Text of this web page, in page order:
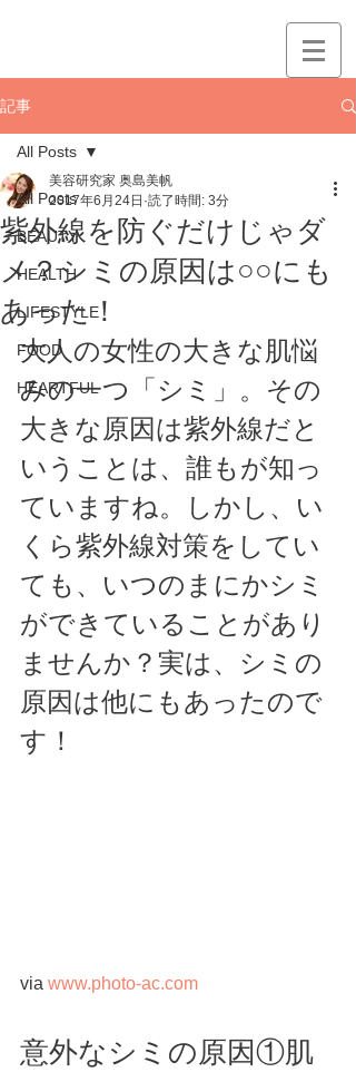
記事
All Posts
BEAUTY
HEALTH
LIFESTYLE
FOOD
HEARTFUL
All Posts
紫外線を防ぐだけじゃダ
メ？シミの原因は○○にも
あった！
美容研究家 奥島美帆
2017年6月24日 読了時間: 3分
大人の女性の大きな肌悩
みの一つ「シミ」。その
大きな原因は紫外線だと
いうことは、誰もが知っ
ていますね。しかし、い
くら紫外線対策をしてい
ても、いつのまにかシミ
ができていることがあり
ませんか？実は、シミの
原因は他にもあったので
す！
via www.photo-ac.com
意外なシミの原因①肌